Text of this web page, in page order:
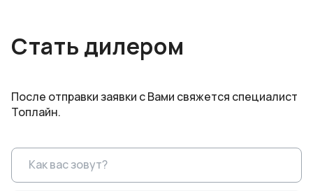
Стать дилером
После отправки заявки с Вами свяжется специалист
Топлайн.